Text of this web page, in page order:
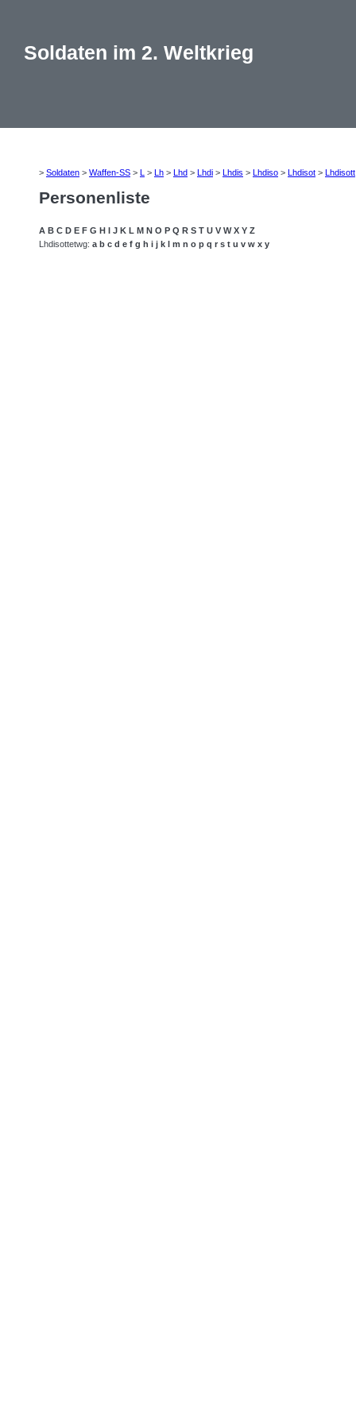
Soldaten im 2. Weltkrieg
> Soldaten > Waffen-SS > L > Lh > Lhd > Lhdi > Lhdis > Lhdiso > Lhdisot > Lhdisott
Personenliste
A B C D E F G H I J K L M N O P Q R S T U V W X Y Z
Lhdisottetwg: a b c d e f g h i j k l m n o p q r s t u v w x y